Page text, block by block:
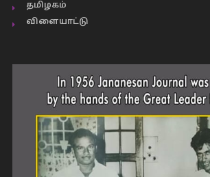
தமிழகம்
விளையாட்டு